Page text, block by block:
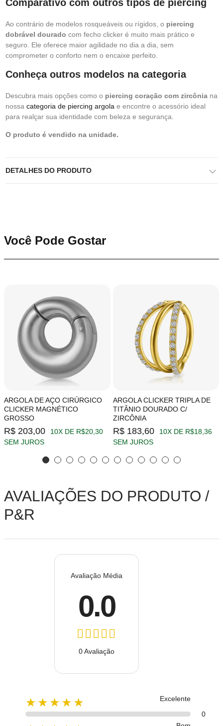
Comparativo com outros tipos de piercing
Ao contrário de modelos rosqueáveis ou rígidos, o piercing
dobrável dourado com fecho clicker é muito mais prático e
seguro. Ele oferece maior agilidade no dia a dia, sem
comprometer o conforto nem o encaixe perfeito.
Conheça outros modelos na categoria
Descubra mais opções como o piercing coração com zircônia na
nossa categoria de piercing argola e encontre o acessório ideal
para realçar sua identidade com beleza e segurança.
O produto é vendido na unidade.
DETALHES DO PRODUTO
Você Pode Gostar
ARGOLA DE AÇO CIRÚRGICO
CLICKER MAGNÉTICO
GROSSO
R$ 203,00
10X DE R$20,30
SEM JUROS
ARGOLA CLICKER TRIPLA DE
TITÂNIO DOURADO C/
ZIRCÔNIA
R$ 183,60
10X DE R$18,36
SEM JUROS
AVALIAÇÕES DO PRODUTO /
P&R
Avaliação Média
0.0
0 Avaliação
★★★★★
Excelente
0